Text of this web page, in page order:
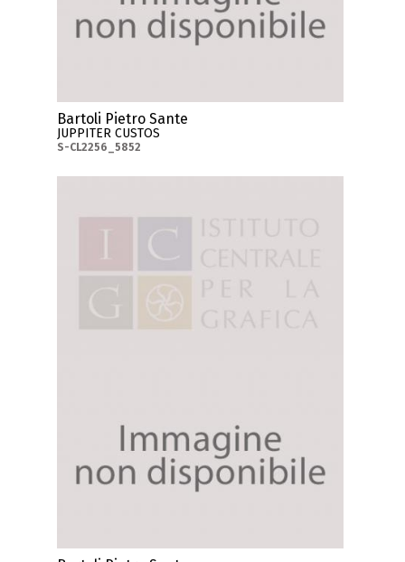
Bartoli Pietro Sante
JUPPITER CUSTOS
S-CL2256_5852